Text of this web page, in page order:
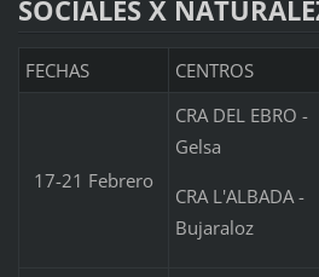
SOCIALES X
FECHAS CENTROS
17-21 Febrero
CRA DEL EBRO -
Gelsa
CRA L'ALBADA -
Bujaraloz